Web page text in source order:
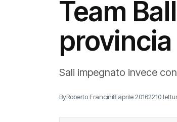
Team
Sali impegnato invece
ByRoberto Francini8 aprile 20162210